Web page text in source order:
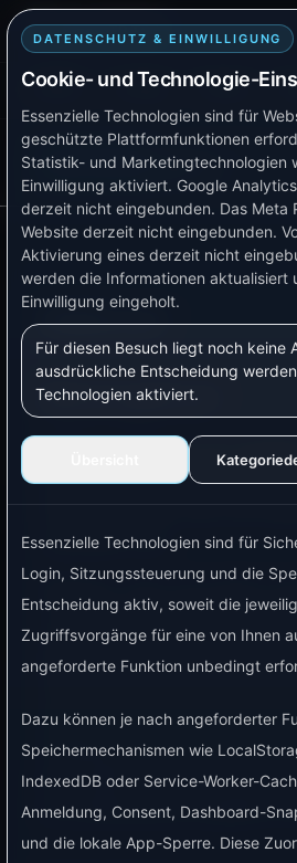
DATENSCHUTZ & EINWILLIGUNG
Cookie- und Technologie-
Essenzielle Technologien sind für
geschützte Plattformfunktionen
Statistik- und Marketingtechnologien
Einwilligung aktiviert. Google
derzeit nicht eingebunden. Das Meta
Website derzeit nicht eingebunden.
Aktivierung eines derzeit nicht
werden die Informationen aktualisiert
Einwilligung eingeholt.
Für diesen Besuch liegt noch keine
ausdrückliche Entscheidung
Technologien aktiviert.
Essenzielle Technologien sind für
Login, Sitzungssteuerung und die
Entscheidung aktiv, soweit die
Zugriffsvorgänge für eine von Ihnen
angeforderte Funktion unbedingt
Dazu können je nach angeforderter
Speichermechanismen wie
IndexedDB oder Service-Worker-
Anmeldung, Consent, Dashboard-
und die lokale App-Sperre. Diese
Smart TB Tech
Plattform Lösungen Produkte
Doku-Menü AKTUELLE SEITE
Wallboxen
Wallboxen
Worum geht es?
Wallboxen können mit
werden, dass dein Auto
Überschuss lädt oder die
überlastet wird.
erweiterte Datenausgabe erst
freigeschaltet werden. Prüfe
dein Zähler aktuelle Leistung,
und Zählerstände ausgeben